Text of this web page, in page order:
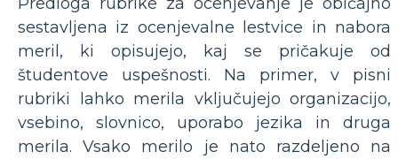
sestavljena iz ocenjevalne lestvice in nabora
meril, ki opisujejo, kaj se pričakuje od
študentove uspešnosti. Na primer, v pisni
rubriki lahko merila vključujejo organizacijo,
vsebino, slovnico, uporabo jezika in druga
merila. Vsako merilo je nato razdeljeno na